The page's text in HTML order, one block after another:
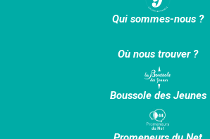
Qui sommes-nous ?
Où nous trouver ?
Boussole des Jeunes